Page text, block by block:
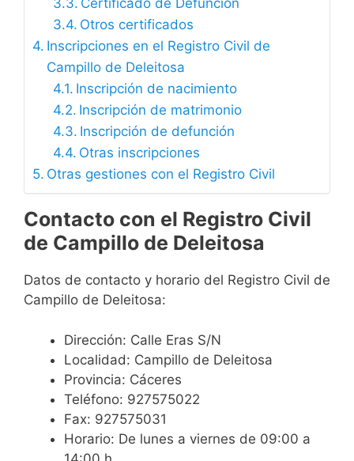
Certificado de Defunción
Otros certificados
Inscripciones en el Registro Civil de
Campillo de Deleitosa
Inscripción de nacimiento
Inscripción de matrimonio
Inscripción de defunción
Otras inscripciones
Otras gestiones con el Registro Civil
Contacto con el Registro Civil
de Campillo de Deleitosa
Datos de contacto y horario del Registro Civil de
Campillo de Deleitosa:
Dirección: Calle Eras S/N
Localidad: Campillo de Deleitosa
Provincia: Cáceres
Teléfono: 927575022
Fax: 927575031
Horario: De lunes a viernes de 09:00 a